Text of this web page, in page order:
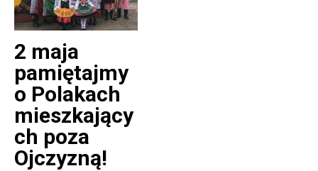
2 maja
pamiętajmy
o Polakach
mieszkający
ch poza
Ojczyzną!